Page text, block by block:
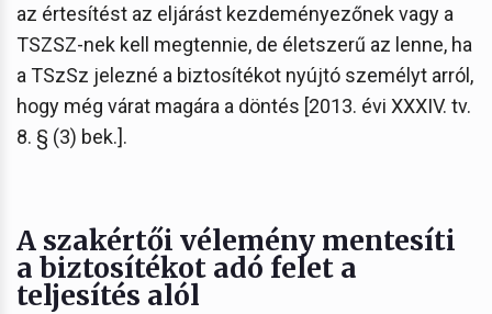
az értesítést az eljárást kezdeményezőnek vagy a
TSZSZ-nek kell megtennie, de életszerű az lenne, ha
a TSzSz jelezné a biztosítékot nyújtó személyt arról,
hogy még várat magára a döntés [2013. évi XXXIV. tv.
8. § (3) bek.].
A szakértői vélemény mentesíti
a biztosítékot adó felet a
teljesítés alól